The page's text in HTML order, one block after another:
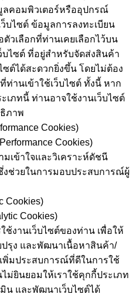
ลคอมพิวเตอร์หรืออุปกรณ์
บไซต์ ข้อมูลการลงทะเบียน
วเลือกที่ท่านเคยเลือกไว้บน
บไซต์ ที่อยู่สำหรับจัดส่งสินค้า
ซต์ได้สะดวกยิ่งขึ้น โดยไม่ต้อง
านเข้าใช้เว็บไซต์ ทั้งนี้ หาก
เภทนี้ ท่านอาจใช้งานเว็บไซต์
ภาพ
Cookies)
Cookies)
เข้าใจและวิเคราะห์ดัชนี
ช่วยในการมอบประสบการณ์ผู้
Cookies)
Cookies)
ช้งานเว็บไซต์ของท่าน เพื่อให้
ปรุง และพัฒนาเนื้อหาสินค้า/
พิ่มประสบการณ์ที่ดีในการใช้
ม่ยินยอมให้เราใช้คุกกี้ประเภท
มิน และพัฒนาเว็บไซต์ได้